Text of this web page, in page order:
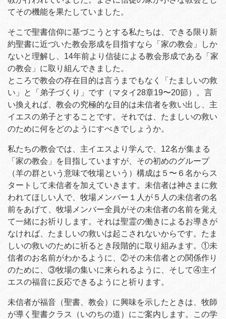
てその機能を果たしていました。
そこで聖書信仰に基づこうとする私たちは、できる限り新
約聖書に近づいた教会形成を目指すなら「家の教会」しか
ないと理解し、14年前より信徒による教会形成である「家
の教会」に取り組んできました。
ところで教会の存在目的は言うまでもなく「たましいの救
い」と「弟子づくり」です（マタイ28章19〜20節）。言
い換えれば、教会の究極的な目的は未信者を救い出し、主
イエスの弟子とすることです。それでは、たましいの救い
のために何をどのようにすべきでしょうか。
私たちの教会では、主イエスより学んで、12名が集まる
「家の教会」を目指していますが、その初めのグループ
（羊の群という意味で牧場という）構成は５〜６名からス
タートして未信者を加えていきます。未信者は神さまに救
われてほしい人で、牧場メンバー１人が５人の未信者の名
前をあげて、牧場メンバー全員がその未信者の名前を覚え
て一緒にお祈りします。それは聖霊の働きによるお導きが
なければ、たましいの救いは起こされないからです。たま
しいの救いのために祈るとき段階的に取り組みます。①未
信者のお名前がわかるように、②その未信者との関係作り
のために、③牧場の集いに来られるように、そして④主イ
エスの福音に反応できるようにと祈ります。
未信者が福音（聖書、教会）に興味を示したときは、牧師
が導く聖書クラス（いのちの道）にご案内します。この学